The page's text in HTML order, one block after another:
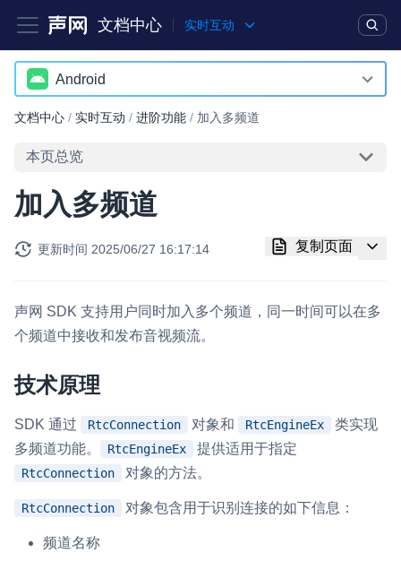
文档中心 实时互动
产品 解决方案
突破传统文字交互模式，与 AI 进行高拟真、自然流畅的实时语
音对话
扩展性和更优秀的互动效果
实时消息
解决方案
即时通讯 IM NEW
一整套高可靠、低时延、高并发、安全、全球化的即时聊天云服
融合 CDN 直播
CDN 直播方案
Android
Android
iOS
macOS
Web
Windows
小程序
React Native
Unreal (C++)
Unreal (Blueprint)
文档中心 / 实时互动 / 进阶功能 / 加入多频道
本页总览
加入多频道
更新时间 2025/06/27 16:17:14 复制页面
声网 SDK 支持用户同时加入多个频道，同一时间可以在多
个频道中接收和发布音视频流。
技术原理
SDK 通过 RtcConnection 对象和 RtcEngineEx
类实现
多频道功能。
RtcEngineEx 提供适用于指定
RtcConnection 对象的方法。
RtcConnection 对象包含用于识别连接的如下信息：
频道名称